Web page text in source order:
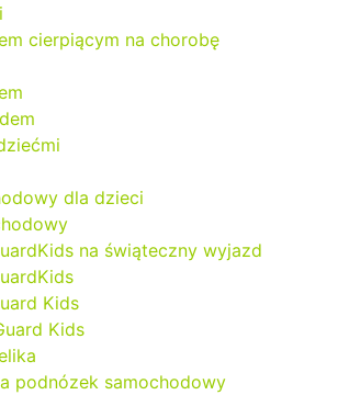
cierpiącym na chorobę
dla dzieci
na świąteczny wyjazd
Kids
Kids
podnózek samochodowy